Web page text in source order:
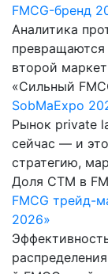
FMCG-бренд
Аналитика
превращаются
второй
«Сильный
SobMaExpo
Рынок private
сейчас — и
стратегию,
Доля СТМ в
FMCG трейд-
2026»